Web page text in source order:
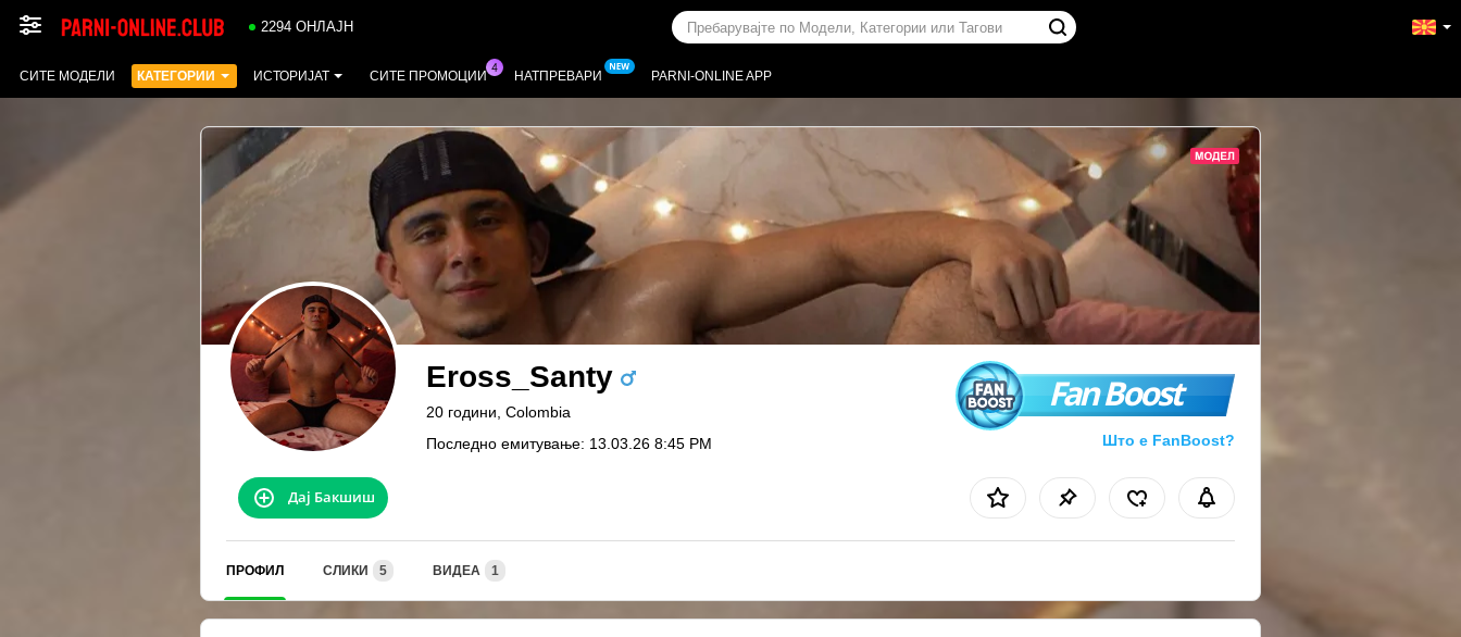
2294 ОНЛАЈН
СИТЕ МОДЕЛИ КАТЕГОРИИ ИСТОРИЈАТ СИТЕ ПРОМОЦИИ НАТПРЕВАРИ PARNI-ONLINE APP
Eross_Santy
20 години, Colombia
Последно емитување: 13.03.26 8:45 PM
Fan Boost
Што е FanBoost?
Дај Бакшиш
ПРОФИЛ СЛИКИ 5 ВИДЕА 1